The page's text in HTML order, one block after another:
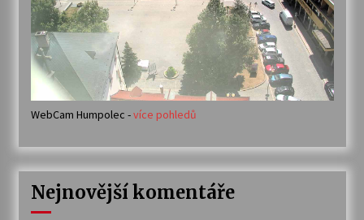
WebCam Humpolec -více pohledů
Nejnovější komentáře